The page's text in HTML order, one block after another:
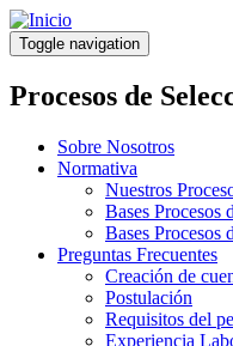
Pasar
al
contenido
principal
Toggle navigation
Procesos de
Sobre Nosotros
Normativa
Nuestros
Bases Procesos
Bases Procesos
Preguntas Frecuentes
Creación de
Postulación
Requisitos del
Experiencia